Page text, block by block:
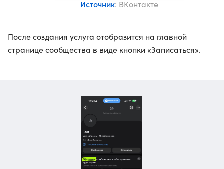
Источник: ВКонтакте
После создания услуга отобразится на главной
странице сообщества в виде кнопки «Записаться».